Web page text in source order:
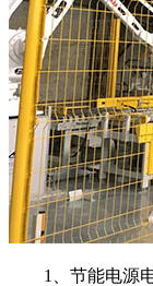
1、节能电源电